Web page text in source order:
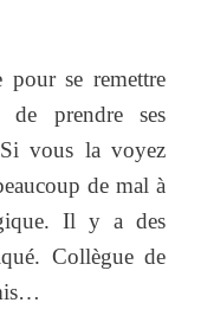
pour se remettre
de prendre ses
Si vous la voyez
de mal à
Il y a des
Collègue de